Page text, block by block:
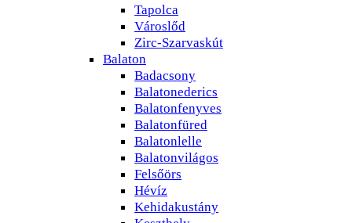
Tapolca
Városlőd
Zirc-Szarvaskút
Balaton
Badacsony
Balatonederics
Balatonfenyves
Balatonfüred
Balatonlelle
Balatonvilágos
Felsőörs
Hévíz
Kehidakustány